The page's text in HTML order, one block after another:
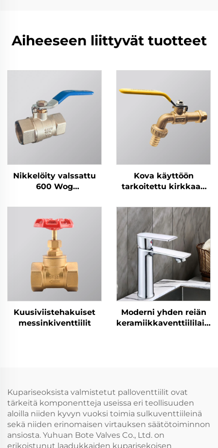
Aiheeseen liittyvät tuotteet
Nikkelöity valssattu
600 Wog
Kova käyttöön
tarkoitettu kirkkaan
Kuusiviistehakuiset
messinkiventtiilit
Moderni yhden reiän
Kupariseoksista valmistetut palloventtiilit ovat
tärkeitä komponentteja useissa eri teollisuuden
aloilla niiden kyvyn vuoksi toimia sulkuventtiileinä
sekä niiden erinomaisen virtauksen säätötoiminnon
ansiosta. Yuhuan Bote Valves Co., Ltd. on
erikoistunut laadukkaiden kuparisekoisen